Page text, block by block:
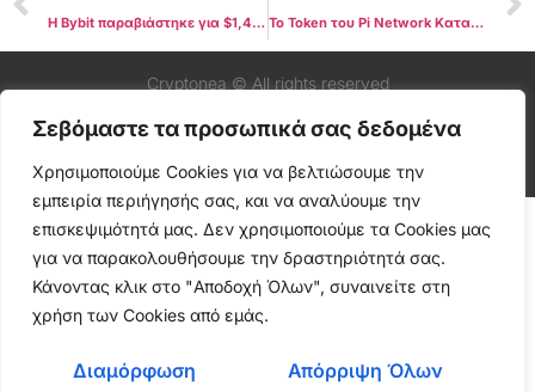
Σεβόμαστε τα προσωπικά σας δεδομένα
Χρησιμοποιούμε Cookies για να βελτιώσουμε την
εμπειρία περιήγησής σας, και να αναλύουμε την
επισκεψιμότητά μας. Δεν χρησιμοποιούμε τα Cookies μας
για να παρακολουθήσουμε την δραστηριότητά σας.
Κάνοντας κλικ στο "Αποδοχή Όλων", συναινείτε στη
χρήση των Cookies από εμάς.
Διαμόρφωση Απόρριψη Όλων
Η Bybit παραβιάστηκε για $1,4 δις – Οι αναλήψεις εξακολουθούν να είναι ενεργές αλλά αντιμετωπίζουν καθυστερήσεις! Το Token του Pi Network Καταρρέει Κατά 65% Μετά την Κυκλοφορία του Mainnet
Cryptonea © All rights reserved